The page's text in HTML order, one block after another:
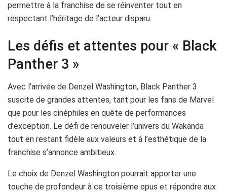
permettre à la franchise de se réinventer tout en
respectant l’héritage de l’acteur disparu.
Les défis et attentes pour « Black
Panther 3 »
Avec l’arrivée de Denzel Washington, Black Panther 3
suscite de grandes attentes, tant pour les fans de Marvel
que pour les cinéphiles en quête de performances
d’exception. Le défi de renouveler l’univers du Wakanda
tout en restant fidèle aux valeurs et à l’esthétique de la
franchise s’annonce ambitieux.
Le choix de Denzel Washington pourrait apporter une
touche de profondeur à ce troisième opus et répondre aux